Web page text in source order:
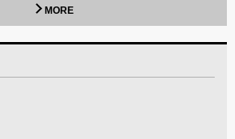
MORE